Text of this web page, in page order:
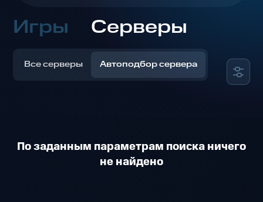
Игры Серверы
Все серверы Автоподбор сервера
По заданным параметрам поиска ничего
не найдено